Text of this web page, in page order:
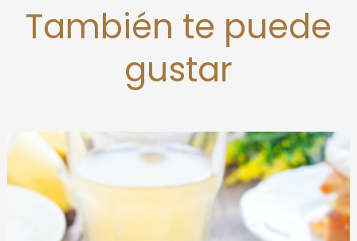
También te puede
gustar